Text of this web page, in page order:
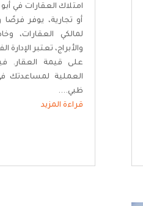
امتلاك العقارات في
أو تجارية، يوفر
لمالكي العقارات،
والأبراج، تعتبر
على قيمة العقار.
العملية لمساعدتك
ظبي....
قراءة المزيد